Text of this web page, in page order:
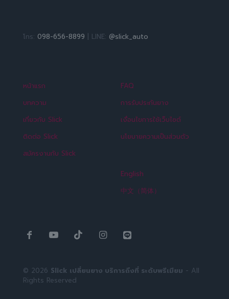
โทร: 098-656-8899 | LINE: @slick_auto
หน้าแรก
บทความ
เกี่ยวกับ Slick
ติดต่อ Slick
สมัครงานกับ Slick
FAQ
การรับประกันยาง
เงื่อนไขการใช้เว็บไซต์
นโยบายความเป็นส่วนตัว
English
中文（简体）
© 2026 Slick เปลี่ยนยาง บริการถึงที่ ระดับพรีเมียม - All
Rights Reserved